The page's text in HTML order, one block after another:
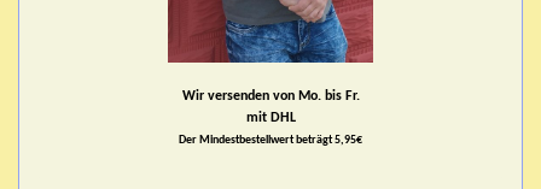
Wir versenden von Mo. bis Fr.
mit DHL
Der Mindestbestellwert beträgt 5,95€